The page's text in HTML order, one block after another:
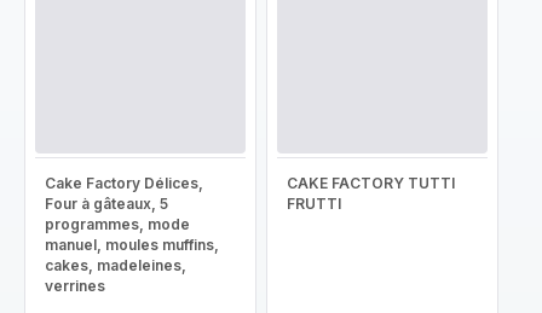
Cake Factory Délices,
Four à gâteaux, 5
programmes, mode
manuel, moules muffins,
cakes, madeleines,
verrines
CAKE FACTORY TUTTI
FRUTTI